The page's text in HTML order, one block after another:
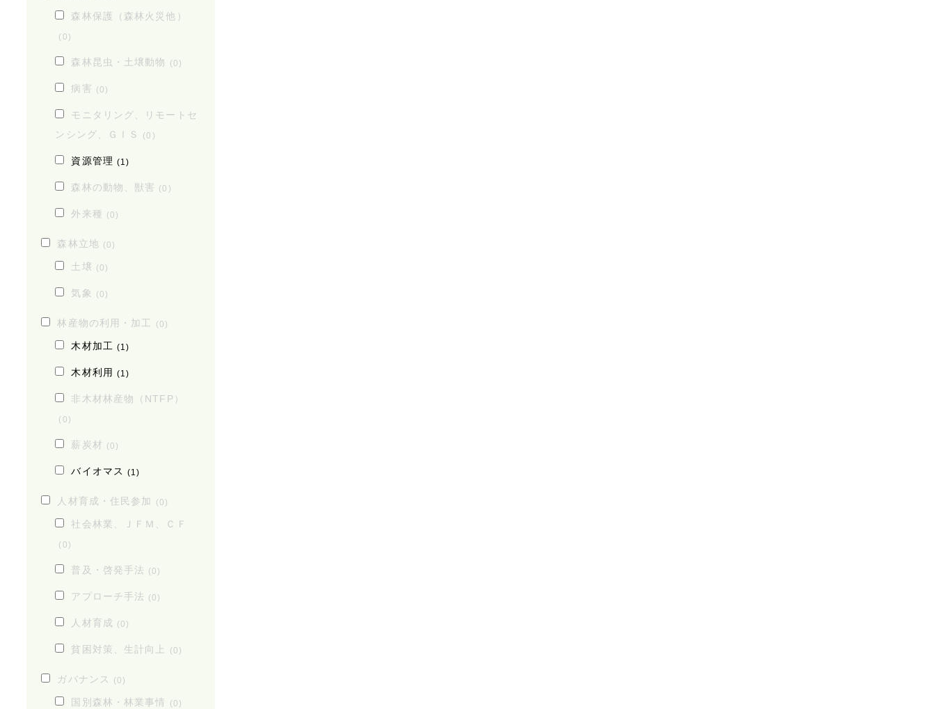
森林保護（森林火災他）
(0)
森林昆虫・土壌動物 (0)
病害 (0)
モニタリング、リモートセ
ンシング、ＧＩＳ
(0)
資源管理 (1)
森林の動物、獣害 (0)
外来種 (0)
森林立地 (0)
土壌 (0)
気象 (0)
林産物の利用・加工 (0)
木材加工 (1)
木材利用 (1)
非木材林産物（NTFP）
(0)
薪炭材 (0)
バイオマス (1)
人材育成・住民参加 (0)
社会林業、ＪＦＭ、ＣＦ
(0)
普及・啓発手法 (0)
アプローチ手法 (0)
人材育成 (0)
貧困対策、生計向上 (0)
ガバナンス (0)
国別森林・林業事情 (0)